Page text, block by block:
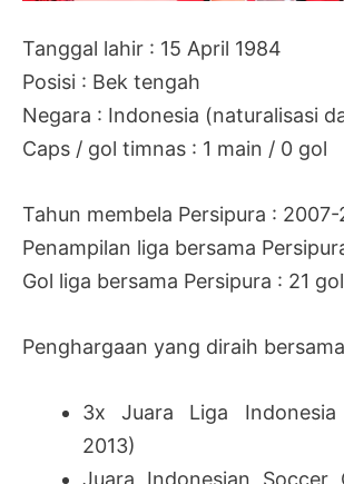
Tanggal lahir : 15 April 1984
Posisi : Bek tengah
Negara : Indonesia (naturalisasi
Caps / gol timnas : 1 main / 0 gol
Tahun membela Persipura : 2007-
Penampilan liga bersama
Gol liga bersama Persipura : 21 gol
Penghargaan yang diraih
3x Juara Liga Indonesia
2013)
Juara Indonesian Soccer